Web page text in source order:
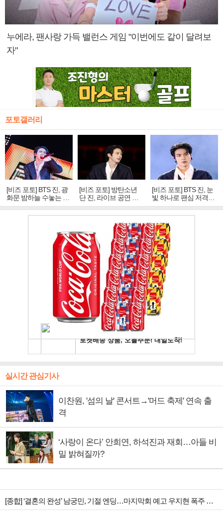
누에라, 팬사랑 가득 밸런스 게임 "이번에도 같이 달려보
자"
포토갤러리
[비즈 포토] BTS 진, 광
화문 밤하늘 수놓는 '비
주얼 킹'의 열창
[비즈 포토] 방탄소년
단 진, 라이브 공연 중
빛나는 독보적 아우라
[비즈 포토] BTS 진, 눈
빛 하나로 팬심 저격…
독보적 카리스마
실시간 관심기사
이찬원, '섬의 날' 콘서트→'머드 축제' 연속 출
격
‘사랑이 온다’ 안희연, 하석진과 재회…아들 비
밀 밝혀질까?
[종합] ‘결혼의 완성’ 남궁민, 기절 엔딩…마지막회 예고 우지현 폭주 결말은?